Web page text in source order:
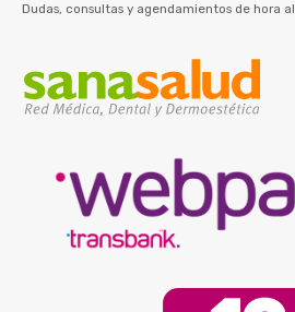
Dudas, consultas y agendamientos de hora al